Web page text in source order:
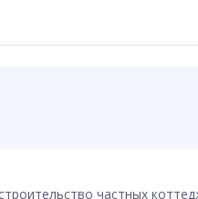
частных